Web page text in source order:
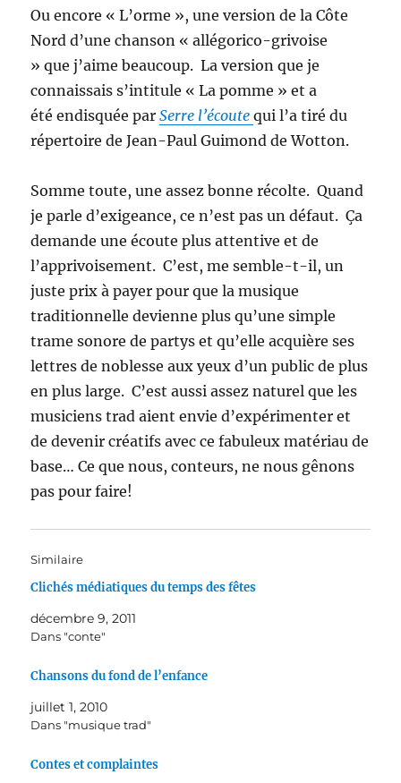
Ou encore « L’orme », une version de la Côte
Nord d’une chanson « allégorico-grivoise
» que j’aime beaucoup. La version que je
connaissais s’intitule « La pomme » et a
été endisquée parSerre l’écoutequi l’a tiré du
répertoire de Jean-Paul Guimond de Wotton.
Somme toute, une assez bonne récolte. Quand
je parle d’exigeance, ce n’est pas un défaut. Ça
demande une écoute plus attentive et de
l’apprivoisement. C’est, me semble-t-il, un
juste prix à payer pour que la musique
traditionnelle devienne plus qu’une simple
trame sonore de partys et qu’elle acquière ses
lettres de noblesse aux yeux d’un public de plus
en plus large. C’est aussi assez naturel que les
musiciens trad aient envie d’expérimenter et
de devenir créatifs avec ce fabuleux matériau de
base… Ce que nous, conteurs, ne nous gênons
pas pour faire!
Similaire
Clichés médiatiques du temps des fêtes
décembre 9, 2011
Dans "conte"
Chansons du fond de l’enfance
juillet 1, 2010
Dans "musique trad"
Contes et complaintes